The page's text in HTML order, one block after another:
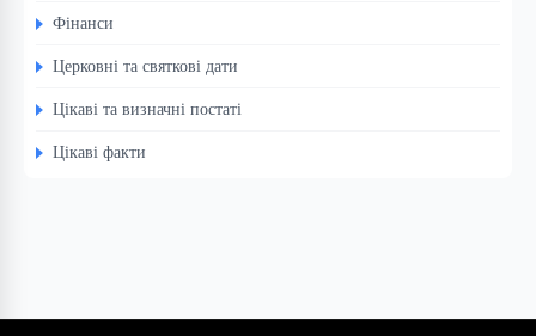
Фінанси
Церковні та святкові дати
Цікаві та визначні постаті
Цікаві факти